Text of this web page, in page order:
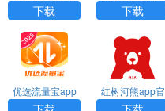
载
下载
下载
下载
优选流量宝app
下载
红树河熊app官
方下载安装